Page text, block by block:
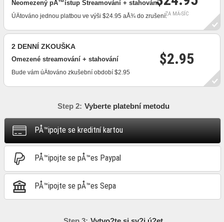
Neomezený pÅ™ístup Streamování + stahování
ZA MÄ›SÍC
ÚÄtováno jednou platbou ve výši $24.95 aÅ¾ do zrušení.
2 DENNÍ ZKOUŠKA
Omezené streamování + stahování $2.95
Bude vám úÄtováno zkušební období $2.95
Step 2: Vyberte platební metodu
PÅ™ipojte se kreditní kartou
PÅ™ipojte se pÅ™es Paypal
PÅ™ipojte se pÅ™es Sepa